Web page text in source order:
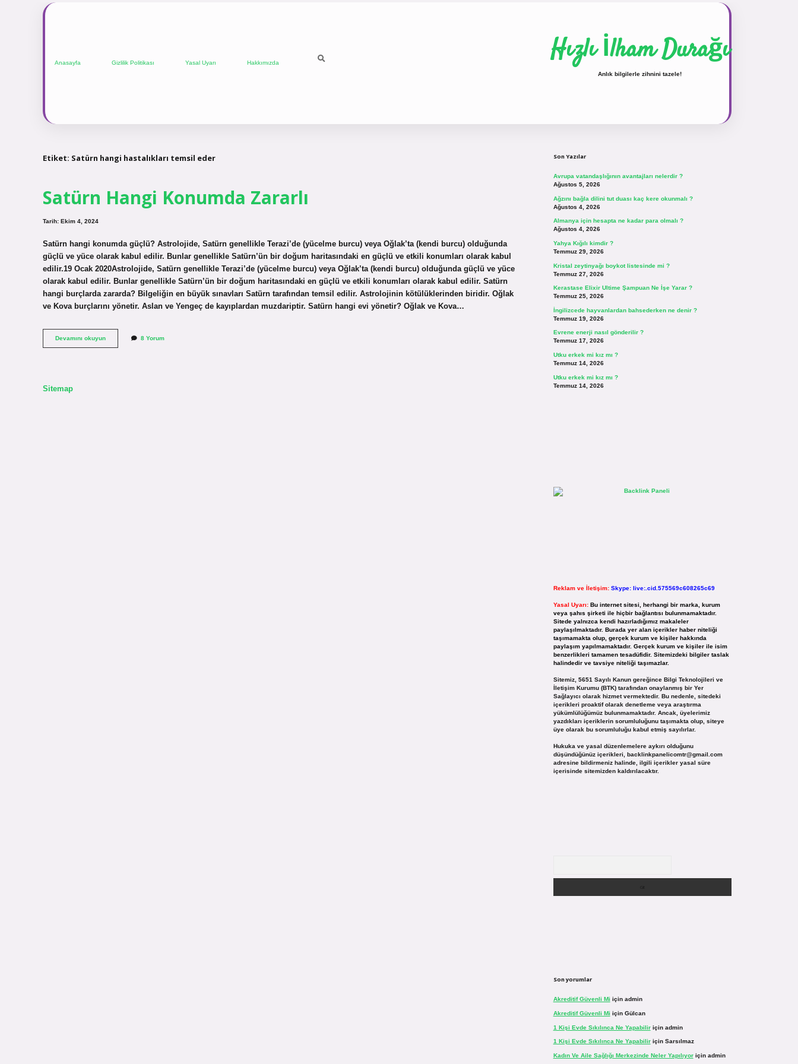
Anasayfa Gizlilik Politikası Yasal Uyarı Hakkımızda Hızlı İlham Durağı
Anlık bilgilerle zihnini tazele!
Etiket: Satürn hangi hastalıkları temsil eder
Satürn Hangi Konumda Zararlı
Tarih: Ekim 4, 2024
Satürn hangi konumda güçlü? Astrolojide, Satürn genellikle Terazi’de (yücelme burcu) veya Oğlak’ta (kendi burcu) olduğunda
güçlü ve yüce olarak kabul edilir. Bunlar genellikle Satürn’ün bir doğum haritasındaki en güçlü ve etkili konumları olarak kabul
edilir.19 Ocak 2020Astrolojide, Satürn genellikle Terazi’de (yücelme burcu) veya Oğlak’ta (kendi burcu) olduğunda güçlü ve yüce
olarak kabul edilir. Bunlar genellikle Satürn’ün bir doğum haritasındaki en güçlü ve etkili konumları olarak kabul edilir. Satürn
hangi burçlarda zararda? Bilgeliğin en büyük sınavları Satürn tarafından temsil edilir. Astrolojinin kötülüklerinden biridir. Oğlak
ve Kova burçlarını yönetir. Aslan ve Yengeç de kayıplardan muzdariptir. Satürn hangi evi yönetir? Oğlak ve Kova…
Devamını okuyunSatürn
Hangi
8 Yorum
Sitemap
Son Yazılar
Avrupa vatandaşlığının avantajları nelerdir ?
Ağustos 5, 2026
Ağzını bağla dilini tut duası kaç kere okunmalı ?
Ağustos 4, 2026
Almanya için hesapta ne kadar para olmalı ?
Ağustos 4, 2026
Yahya Kığılı kimdir ?
Temmuz 29, 2026
Kristal zeytinyağı boykot listesinde mi ?
Temmuz 27, 2026
Kerastase Elixir Ultime Şampuan Ne İşe Yarar ?
Temmuz 25, 2026
İngilizcede hayvanlardan bahsederken ne denir ?
Temmuz 19, 2026
Evrene enerji nasıl gönderilir ?
Temmuz 17, 2026
Utku erkek mi kız mı ?
Temmuz 14, 2026
Utku erkek mi kız mı ?
Temmuz 14, 2026
Reklam ve İletişim: Skype: live:.cid.575569c608265c69
Yasal Uyarı: Bu internet sitesi, herhangi bir marka, kurum
veya şahıs şirketi ile hiçbir bağlantısı bulunmamaktadır.
Sitede yalnızca kendi hazırladığımız makaleler
paylaşılmaktadır. Burada yer alan içerikler haber niteliği
taşımamakta olup, gerçek kurum ve kişiler hakkında
paylaşım yapılmamaktadır. Gerçek kurum ve kişiler ile isim
benzerlikleri tamamen tesadüfidir. Sitemizdeki bilgiler taslak
halindedir ve tavsiye niteliği taşımazlar.
Sitemiz, 5651 Sayılı Kanun gereğince Bilgi Teknolojileri ve
İletişim Kurumu (BTK) tarafından onaylanmış bir Yer
Sağlayıcı olarak hizmet vermektedir. Bu nedenle, sitedeki
içerikleri proaktif olarak denetleme veya araştırma
yükümlülüğümüz bulunmamaktadır. Ancak, üyelerimiz
yazdıkları içeriklerin sorumluluğunu taşımakta olup, siteye
üye olarak bu sorumluluğu kabul etmiş sayılırlar.
Hukuka ve yasal düzenlemelere aykırı olduğunu
düşündüğünüz içerikleri, backlinkpanelicomtr@gmail.com
adresine bildirmeniz halinde, ilgili içerikler yasal süre
içerisinde sitemizden kaldırılacaktır.
Son yorumlar
Akreditif Güvenli Mi için admin
Akreditif Güvenli Mi için Gülcan
1 Kişi Evde Sıkılınca Ne Yapabiliriçin admin
1 Kişi Evde Sıkılınca Ne Yapabiliriçin Sarsılmaz
Kadın Ve Aile Sağlığı Merkezinde Neler Yapılıyoriçin admin